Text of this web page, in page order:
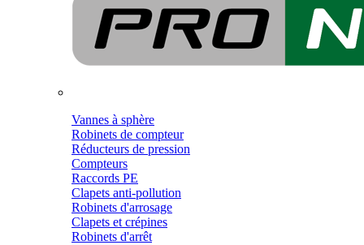
Vannes à sphère
Robinets de compteur
Réducteurs de pression
Compteurs
Raccords PE
Clapets anti-pollution
Robinets d'arrosage
Clapets et crépines
Robinets d'arrêt